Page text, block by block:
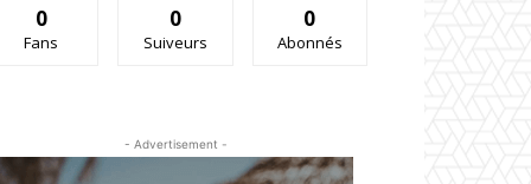
0
Fans
0
Suiveurs
0
Abonnés
- Advertisement -